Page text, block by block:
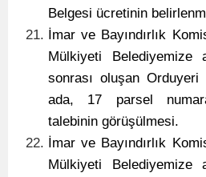
Belgesi ücretinin
İmar ve Bayındırlık
Mülkiyeti
sonrası oluşan
ada, 17 parsel
talebinin görüşülmesi.
İmar ve Bayındırlık
Mülkiyeti